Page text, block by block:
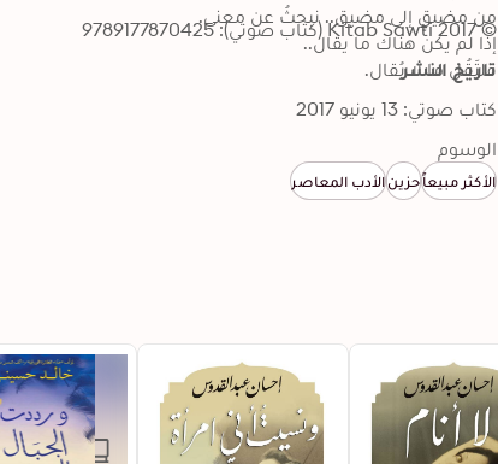
إذا لم يكن هناك ما يقال..
فلتَقُل ما لا يُقال.
© 2017 Kitab Sawti (كتاب صوتي): 9789177870425
تاريخ النشر
كتاب صوتي: 13 يونيو 2017
الوسوم
الأكثر مبيعاًحزينالأدب المعاصر